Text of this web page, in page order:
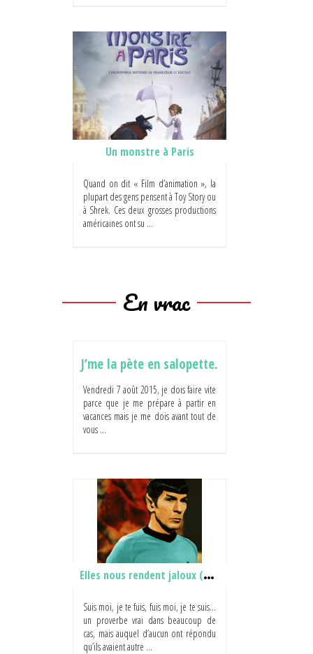
Un monstre à Paris
Quand on dit « Film d’animation », la
plupart des gens pensent à Toy Story ou
à Shrek. Ces deux grosses productions
américaines ont su ...
En vrac
J’me la pète en salopette.
Vendredi 7 août 2015, je dois faire vite
parce que je me prépare à partir en
vacances mais je me dois avant tout de
vous ...
Elles nous rendent jaloux (enfin essayent)
Suis moi, je te fuis, fuis moi, je te suis…
un proverbe vrai dans beaucoup de
cas, mais auquel d’aucun ont répondu
qu’ils avaient autre ...